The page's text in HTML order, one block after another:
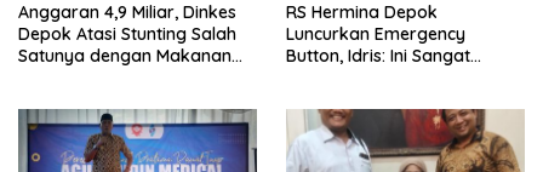
Anggaran 4,9 Miliar, Dinkes
Depok Atasi Stunting Salah
Satunya dengan Makanan
RS Hermina Depok
Luncurkan Emergency
Button, Idris: Ini Sangat